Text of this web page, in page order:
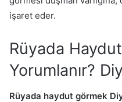
işaret eder.
Rüyada
Yorumlanır?
Rüyada haydut görmek